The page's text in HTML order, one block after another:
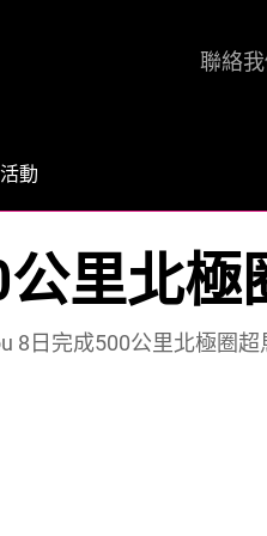
活動
聯絡
公里北極
8日完成500公里北極圈超